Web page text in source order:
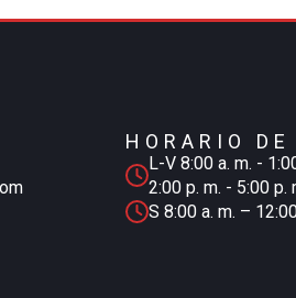
HORARIO
L-V 8:00 a. m. -
2:00 p. m. - 5:00 p.
S 8:00 a. m. –